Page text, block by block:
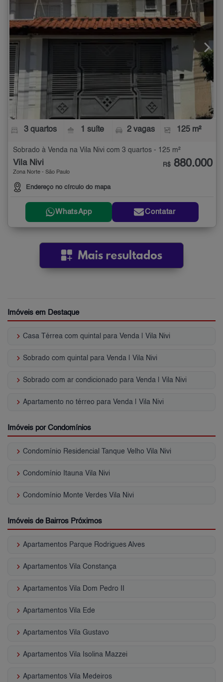
3 quartos 1 suíte 2 vagas 125 m²
Sobrado à Venda na Vila Nivi com 3 quartos - 125 m²
Vila Nivi
Zona Norte - São Paulo
Endereço no círculo do mapa
R$ 880.000
WhatsApp Contatar
Imóveis em Destaque
keyboard_arrow_right Casa Térrea com quintal para Venda | Vila Nivi
keyboard_arrow_right Sobrado com quintal para Venda | Vila Nivi
keyboard_arrow_right Sobrado com ar condicionado para Venda | Vila Nivi
keyboard_arrow_right Apartamento no térreo para Venda | Vila Nivi
Imóveis por Condomínios
keyboard_arrow_right Condomínio Residencial Tanque Velho Vila Nivi
keyboard_arrow_right Condomínio Itauna Vila Nivi
keyboard_arrow_right Condomínio Monte Verdes Vila Nivi
Imóveis de Bairros Próximos
keyboard_arrow_right Apartamentos Parque Rodrigues Alves
keyboard_arrow_right Apartamentos Vila Constança
keyboard_arrow_right Apartamentos Vila Dom Pedro II
keyboard_arrow_right Apartamentos Vila Ede
keyboard_arrow_right Apartamentos Vila Gustavo
keyboard_arrow_right Apartamentos Vila Isolina Mazzei
keyboard_arrow_right Apartamentos Vila Medeiros